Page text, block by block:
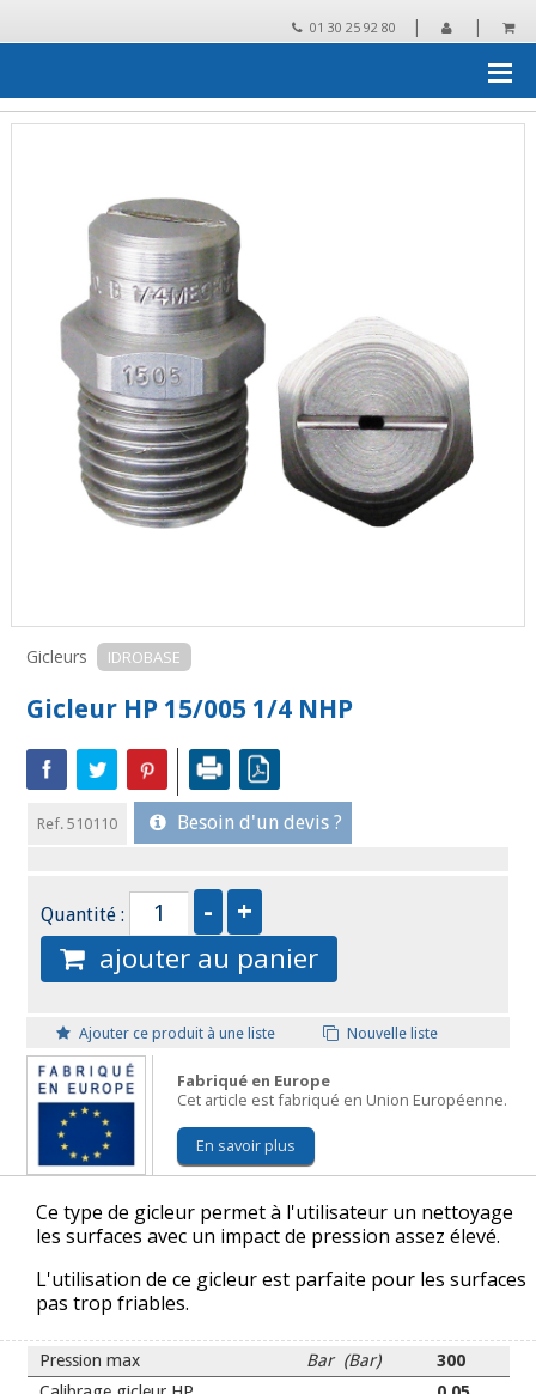
01 30 25 92 80 | |
pièces détachées et accessoires pour
Gicleurs IDROBASE
Gicleur HP 15/005 1/4 NHP
Ref. 510110 Besoin d'un devis ?
Quantité :
ajouter au panier
Ajouter ce produit à une liste Nouvelle liste
Fabriqué en Europe
Cet article est fabriqué en Union Européenne.
En savoir plus
Ce type de gicleur permet à l'utilisateur un nettoyage
les surfaces avec un impact de pression assez élevé.
L'utilisation de ce gicleur est parfaite pour les surfaces
pas trop friables.
Pression max Bar (Bar)
300